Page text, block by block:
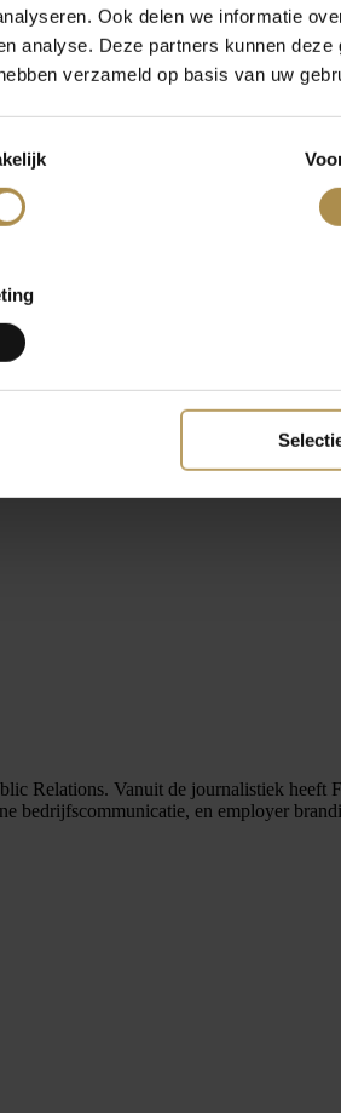
Ook delen we informatie
analyse. Deze partners kunnen
verzameld op basis van uw
Relations. Vanuit de journalistiek
bedrijfscommunicatie, en employer